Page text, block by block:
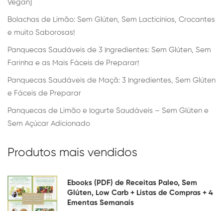
Vegan]
Bolachas de Limão: Sem Glúten, Sem Lacticínios, Crocantes
e muito Saborosas!
Panquecas Saudáveis de 3 Ingredientes: Sem Glúten, Sem
Farinha e as Mais Fáceis de Preparar!
Panquecas Saudáveis de Maçã: 3 Ingredientes, Sem Glúten
e Fáceis de Preparar
Panquecas de Limão e Iogurte Saudáveis – Sem Glúten e
Sem Açúcar Adicionado
Produtos mais vendidos
Ebooks (PDF) de Receitas Paleo, Sem
Glúten, Low Carb + Listas de Compras + 4
Ementas Semanais